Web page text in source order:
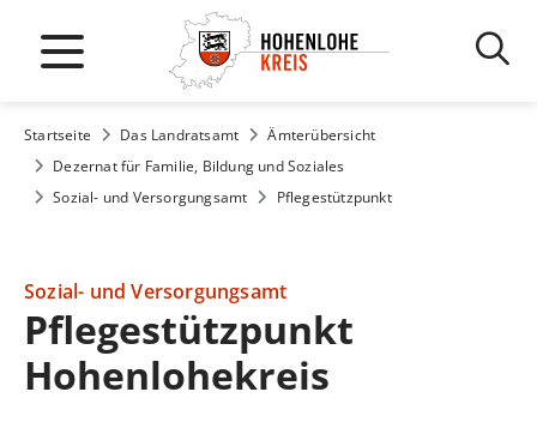
Startseite Das Landratsamt
Ämterübersicht
Dezernat für Familie, Bildung und Soziales
Sozial- und Versorgungsamt
Pflegestützpunkt
Sozial- und Versorgungsamt
Pflegestützpunkt
Hohenlohekreis